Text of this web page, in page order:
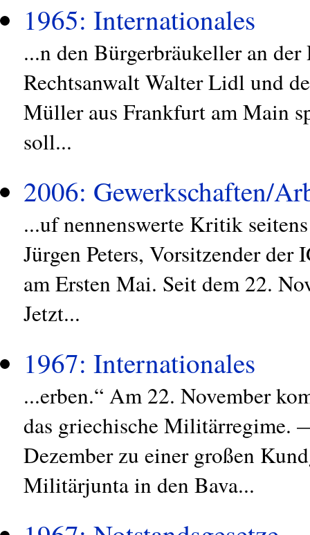
1965: Internationales
...n den Bürgerbräukeller an
Rechtsanwalt Walter Lidl und
Müller aus Frankfurt am Main
soll...
2006: Gewerkschaften/
...uf nennenswerte Kritik
Jürgen Peters, Vorsitzender
am Ersten Mai. Seit dem 22.
Jetzt...
1967: Internationales
...erben.“ Am 22. November
das griechische
Dezember zu einer großen
Militärjunta in den Bava...